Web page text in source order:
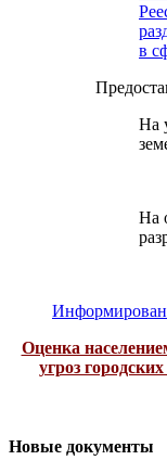
в
На
На
Оценка
угроз
Новые документы